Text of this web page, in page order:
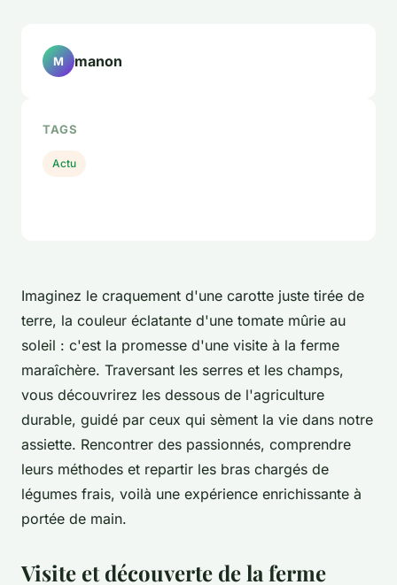
Imaginez le craquement d'une carotte juste tirée de
terre, la couleur éclatante d'une tomate mûrie au
soleil : c'est la promesse d'une visite à la ferme
maraîchère. Traversant les serres et les champs,
vous découvrirez les dessous de l'agriculture
durable, guidé par ceux qui sèment la vie dans notre
assiette. Rencontrer des passionnés, comprendre
leurs méthodes et repartir les bras chargés de
légumes frais, voilà une expérience enrichissante à
portée de main.
Visite et découverte de la ferme
M manon
TAGS
Actu